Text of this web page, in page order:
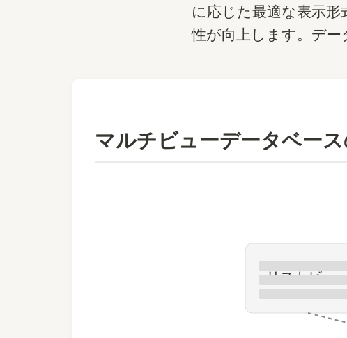
に応じた最適な表示
性が向上します。デー
マルチビューデータベー
リストビュ